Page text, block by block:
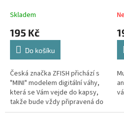
Skladem
195 Kč
Do košíku
Česká značka ZFISH přichází s
"MINI" modelem digitální váhy,
která se Vám vejde do kapsy,
takže bude vždy připravená do
akce.